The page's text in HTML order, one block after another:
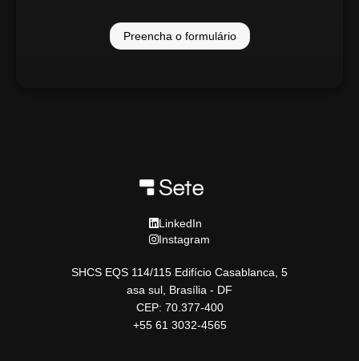
Preencha o formulário
LinkedIn
Instagram
SHCS EQS 114/115 Edifício Casablanca, 5
asa sul, Brasília - DF
CEP: 70.377-400
+55 61 3032-4565